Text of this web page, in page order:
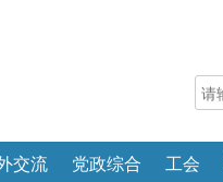
交流 党政综合 工会